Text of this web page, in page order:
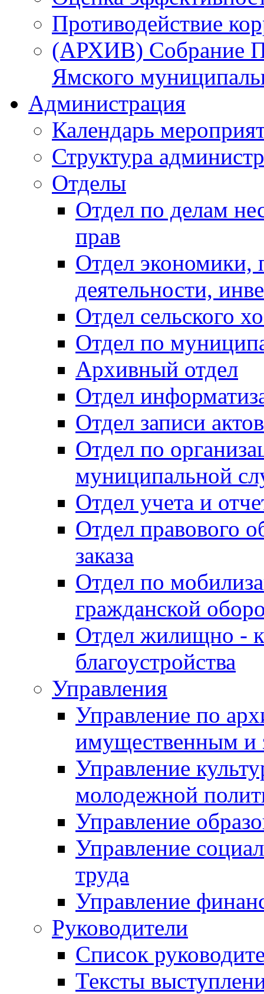
Противодействие
(АРХИВ) Собрание
Ямского
Администрация
Календарь
Структура
Отделы
Отдел по делам
прав
Отдел экономики,
деятельности,
Отдел сельского
Отдел по
Архивный отдел
Отдел
Отдел записи
Отдел по
муниципальной
Отдел учета и
Отдел правового
заказа
Отдел по
гражданской
Отдел жилищно -
благоустройства
Управления
Управление по
имущественным и
Управление
молодежной
Управление
Управление
труда
Управление
Руководители
Список
Тексты